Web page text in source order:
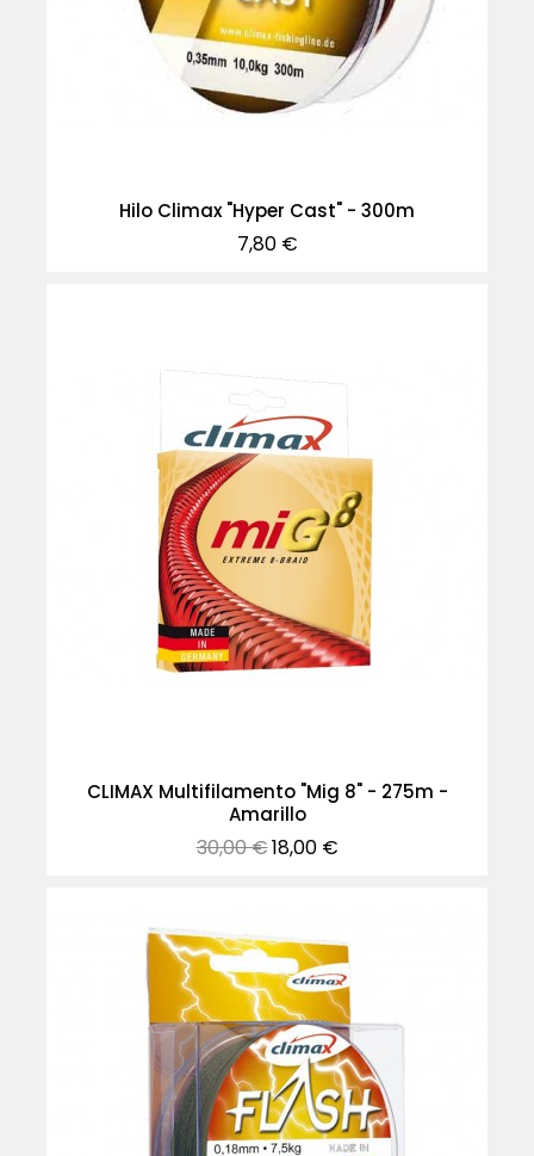
Hilo Climax "Hyper Cast" - 300m
Precio
7,80 €
CLIMAX Multifilamento "Mig 8" - 275m -
Amarillo
Precio
normal
30,00 €Precio
18,00 €